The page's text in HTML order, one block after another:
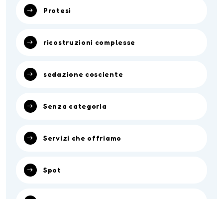
Protesi
ricostruzioni complesse
sedazione cosciente
Senza categoria
Servizi che offriamo
Spot